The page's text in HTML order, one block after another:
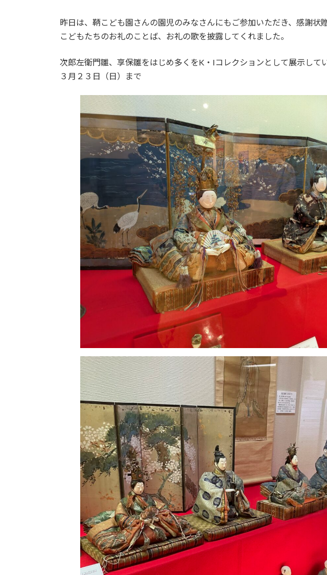
昨日は、鞆こども園さんの園児のみなさんにもご参加いただき、感謝状
こどもたちのお礼のことば、お礼の歌を披露してくれました。
次郎左衛門雛、享保雛をはじめ多くをK・Iコレクションとして展示してい
３月２３日（日）まで